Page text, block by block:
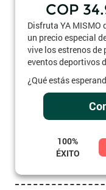
COP
Disfruta YA MISMO
un precio especial
vive los estrenos de
eventos deportivos
¿Qué estás
100%
ÉXITO